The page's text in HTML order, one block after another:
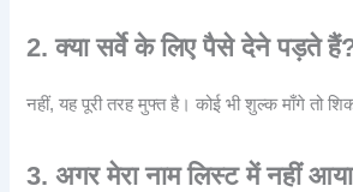
2. क्या सर्वे के लिए पैसे देने पड़ते
नहीं, यह पूरी तरह मुफ्त है। कोई भी शुल्क माँगे तो
3. अगर मेरा नाम लिस्ट में नहीं